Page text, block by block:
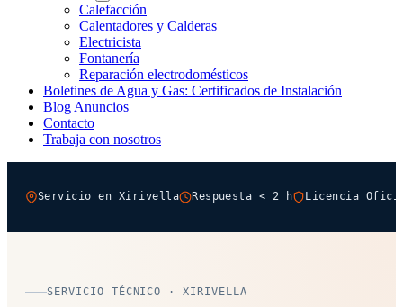
Calefacción
Calentadores y Calderas
Electricista
Fontanería
Reparación electrodomésticos
Boletines de Agua y Gas: Certificados de Instalación
Blog Anuncios
Contacto
Trabaja con nosotros
Servicio en Xirivella Respuesta < 2 h Licencia
SERVICIO TÉCNICO · XIRIVELLA